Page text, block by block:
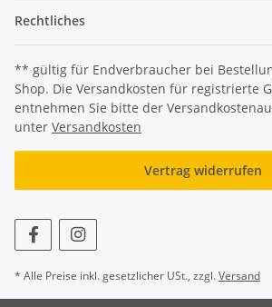
Rechtliches
** gültig für Endverbraucher bei
Shop. Die Versandkosten für registrierte
entnehmen Sie bitte der
unter Versandkosten
Vertrag widerrufen
* Alle Preise inkl. gesetzlicher USt., zzgl.Versand